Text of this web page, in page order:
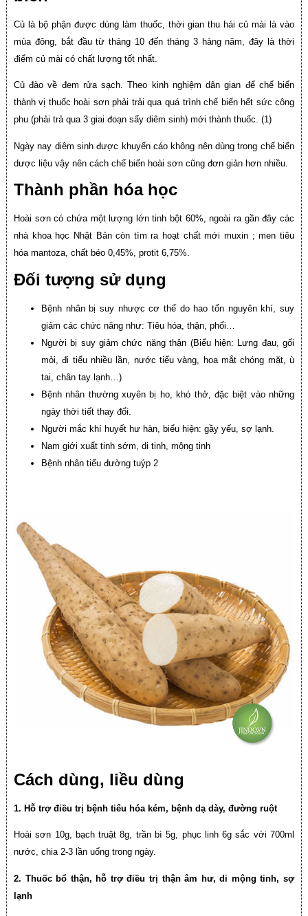
Củ là bộ phận được dùng làm thuốc, thời gian thu hái củ mài là vào
mùa đông, bắt đầu từ tháng 10 đến tháng 3 hàng năm, đây là thời
điểm củ mài có chất lượng tốt nhất.
Củ đào về đem rửa sạch. Theo kinh nghiệm dân gian để chế biến
thành vị thuốc hoài sơn phải trải qua quá trình chế biến hết sức công
phu (phải trả qua 3 giai đoạn sấy diêm sinh) mới thành thuốc. (1)
Ngày nay diêm sinh được khuyến cáo không nên dùng trong chế biến
dược liệu vậy nên cách chế biến hoài sơn cũng đơn giản hơn nhiều.
Thành phần hóa học
Hoài sơn có chứa một lượng lớn tinh bột 60%, ngoài ra gần đây các
nhà khoa học Nhật Bản còn tìm ra hoạt chất mới muxin ; men tiêu
hóa mantoza, chất béo 0,45%, protit 6,75%.
Đối tượng sử dụng
Bệnh nhân bị suy nhược cơ thể do hao tổn nguyên khí, suy
giảm các chức năng như: Tiêu hóa, thận, phổi…
Người bị suy giảm chức năng thận (Biểu hiện: Lưng đau, gối
mỏi, đi tiểu nhiều lần, nước tiểu vàng, hoa mắt chóng mặt, ù
tai, chân tay lạnh…)
Bệnh nhân thường xuyên bị ho, khó thở, đặc biệt vào những
ngày thời tiết thay đổi.
Người mắc khí huyết hư hàn, biểu hiện: gầy yếu, sợ lạnh.
Nam giới xuất tinh sớm, di tinh, mộng tinh
Bệnh nhân tiểu đường tuýp 2
Cách dùng, liều dùng
1. Hỗ trợ điều trị bệnh tiêu hóa kém, bệnh dạ dày, đường ruột
Hoài sơn 10g, bạch truật 8g, trần bì 5g, phục linh 6g sắc với 700ml
nước, chia 2-3 lần uống trong ngày.
2. Thuốc bổ thận, hỗ trợ điều trị thận âm hư, di mộng tinh, sợ
lạnh